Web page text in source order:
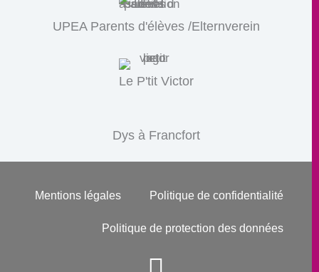
UPEA Parents d'élèves /Elternverein
Le P'tit Victor
Dys à Francfort
Mentions légales Politique de confidentialité
Politique de protection des données